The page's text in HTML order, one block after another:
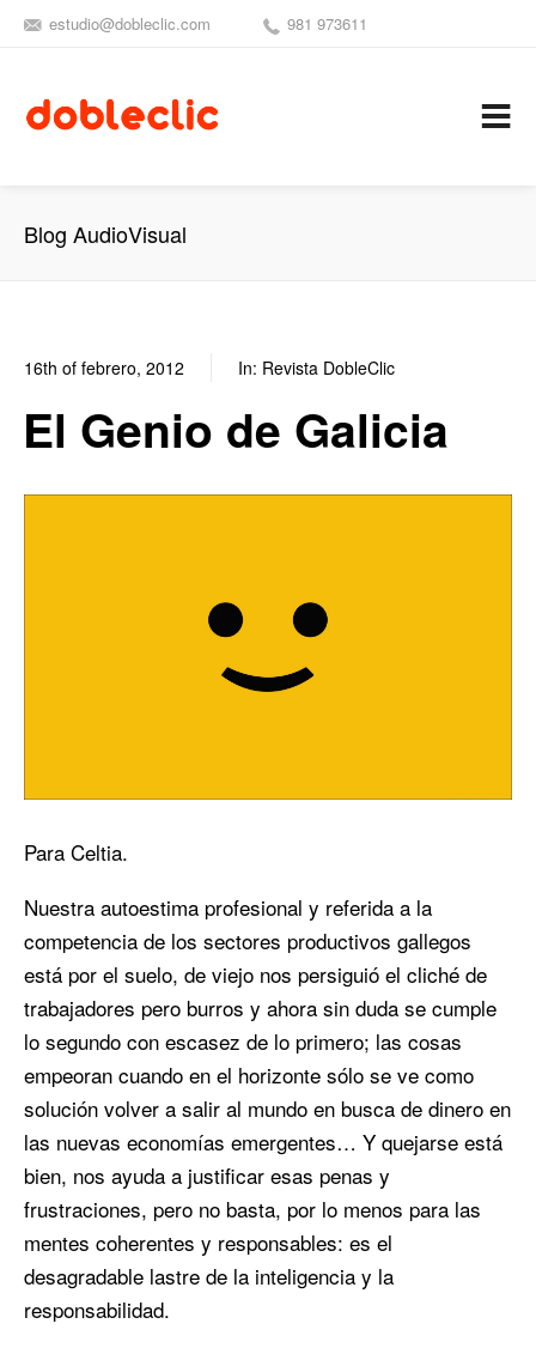
estudio@dobleclic.com 981 973611
Blog AudioVisual
16th of febrero, 2012 In: Revista DobleClic
El Genio de Galicia
Para Celtia.
Nuestra autoestima profesional y referida a la
competencia de los sectores productivos gallegos
está por el suelo, de viejo nos persiguió el cliché de
trabajadores pero burros y ahora sin duda se cumple
lo segundo con escasez de lo primero; las cosas
empeoran cuando en el horizonte sólo se ve como
solución volver a salir al mundo en busca de dinero en
las nuevas economías emergentes… Y quejarse está
bien, nos ayuda a justificar esas penas y
frustraciones, pero no basta, por lo menos para las
mentes coherentes y responsables: es el
desagradable lastre de la inteligencia y la
responsabilidad.